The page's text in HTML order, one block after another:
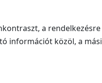
a
információt közöl, a